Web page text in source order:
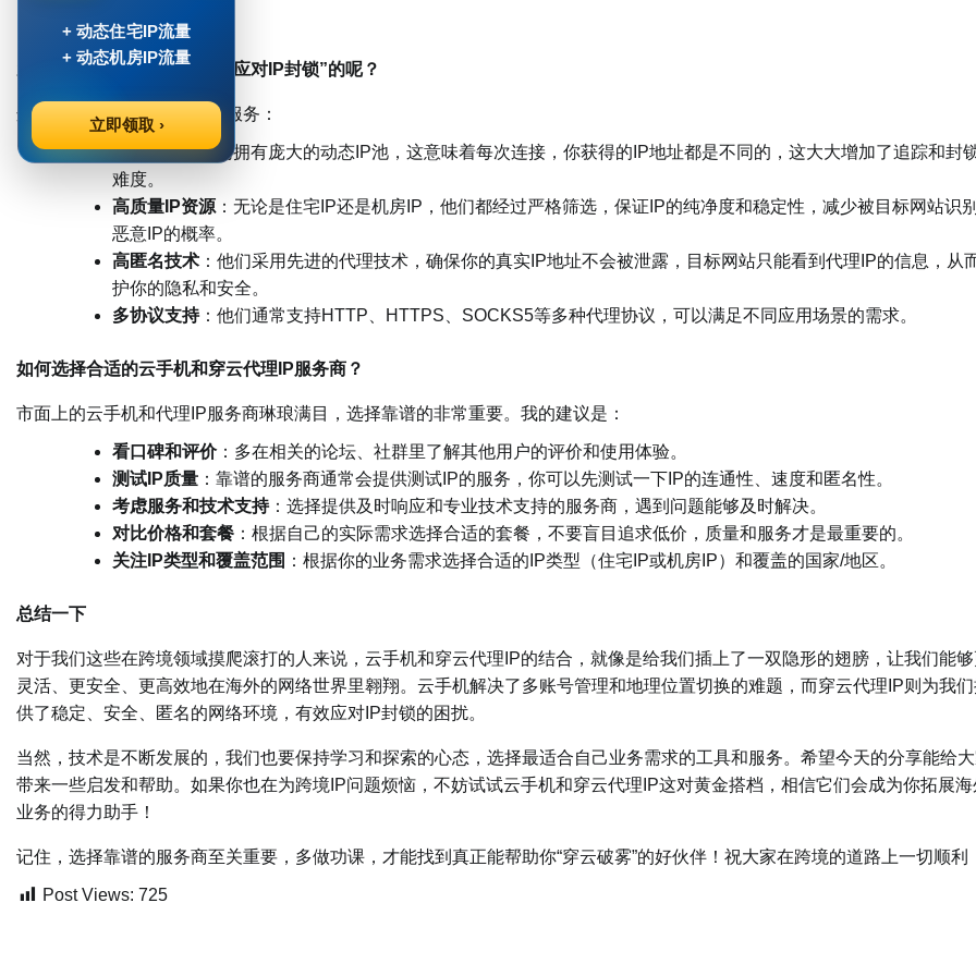
穿云代理IP是如何做到“轻松应对IP封锁”的呢？
这主要得益于他们的技术和服务：
动态IP池：他们拥有庞大的动态IP池，这意味着每次连接，你获得的IP地址都是不同的，这大大增加了追踪和封
难度。
高质量IP资源 ：无论是住宅IP还是机房IP，他们都经过严格筛选，保证IP的纯净度和稳定性，减少被目标网站识
恶意IP的概率。
高匿名技术 ：他们采用先进的代理技术，确保你的真实IP地址不会被泄露，目标网站只能看到代理IP的信息，从
护你的隐私和安全。
多协议支持：他们通常支持HTTP、HTTPS、SOCKS5等多种代理协议，可以满足不同应用场景的需求。
如何选择合适的云手机和穿云代理IP服务商？
市面上的云手机和代理IP服务商琳琅满目，选择靠谱的非常重要。我的建议是：
看口碑和评价：多在相关的论坛、社群里了解其他用户的评价和使用体验。
测试IP质量 ：靠谱的服务商通常会提供测试IP的服务，你可以先测试一下IP的连通性、速度和匿名性。
考虑服务和技术支持：选择提供及时响应和专业技术支持的服务商，遇到问题能够及时解决。
对比价格和套餐 ：根据自己的实际需求选择合适的套餐，不要盲目追求低价，质量和服务才是最重要的。
关注IP类型和覆盖范围 ：根据你的业务需求选择合适的IP类型（住宅IP或机房IP）和覆盖的国家/地区。
总结一下
对于我们这些在跨境领域摸爬滚打的人来说，云手机和穿云代理IP的结合，就像是给我们插上了一双隐形的翅膀，让我们能够
灵活、更安全、更高效地在海外的网络世界里翱翔。云手机解决了多账号管理和地理位置切换的难题，而穿云代理IP则为我们
供了稳定、安全、匿名的网络环境，有效应对IP封锁的困扰。
当然，技术是不断发展的，我们也要保持学习和探索的心态，选择最适合自己业务需求的工具和服务。希望今天的分享能给
带来一些启发和帮助。如果你也在为跨境IP问题烦恼，不妨试试云手机和穿云代理IP这对黄金搭档，相信它们会成为你拓展海
业务的得力助手！
记住，选择靠谱的服务商至关重要，多做功课，才能找到真正能帮助你“穿云破雾”的好伙伴！祝大家在跨境的道路上一切顺利
Post Views: 725
+ 动态住宅IP流量
+ 动态机房IP流量
立即领取 ›